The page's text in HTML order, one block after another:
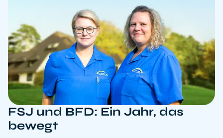
FSJ und BFD: Ein Jahr, das
bewegt